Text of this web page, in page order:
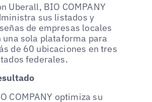
Uberall, BIO COMPANY
sus listados y
de empresas locales
una sola plataforma para
de 60 ubicaciones en tres
federales.
COMPANY optimiza su